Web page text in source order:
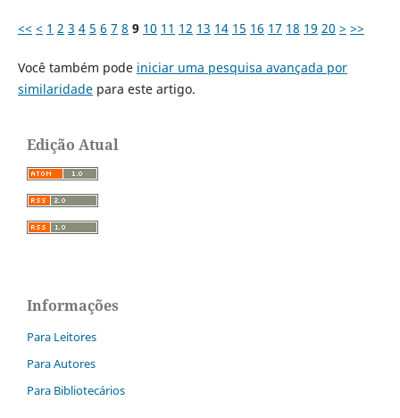
<< < 1 2 3 4 5 6 7 8 9 10 11 12 13 14 15 16 17 18 19 20 > >>
Você também pode iniciar uma pesquisa avançada por
similaridadepara este artigo.
Edição Atual
Informações
Para Leitores
Para Autores
Para Bibliotecários